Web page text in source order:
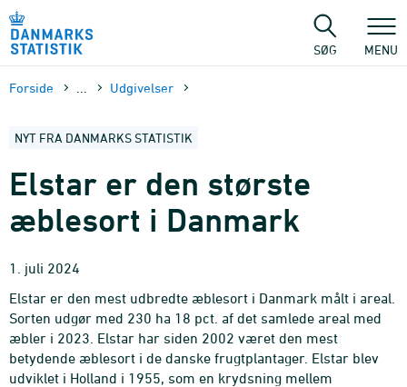
sidens
SØG MENU
Forside Udgivelser
NYT FRA DANMARKS STATISTIK
Elstar er den største
æblesort i Danmark
1. juli 2024
Elstar er den mest udbredte æblesort i Danmark målt i areal.
Sorten udgør med 230 ha 18 pct. af det samlede areal med
æbler i 2023. Elstar har siden 2002 været den mest
betydende æblesort i de danske frugtplantager. Elstar blev
udviklet i Holland i 1955, som en krydsning mellem